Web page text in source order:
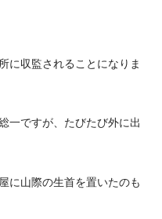
に収監されることになりま
一ですが、たびたび外に出
に山際の生首を置いたのも